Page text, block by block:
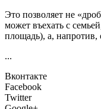
Это позволяет не
может въехать с
площадь), а, напротив,
...
Вконтакте
Facebook
Twitter